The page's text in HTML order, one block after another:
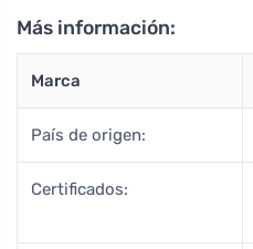
Más información:
Marca
País de origen:
Certificados: